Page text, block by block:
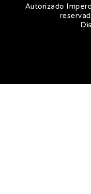
Autorizado